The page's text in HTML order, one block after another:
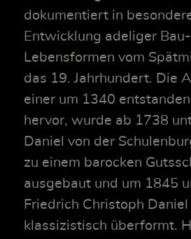
dokumentiert in
Entwicklung adeliger
Lebensformen vom
das 19. Jahrhundert. Die
einer um 1340
hervor, wurde ab 1738
Daniel von der
zu einem barocken
ausgebaut und um 1845
Friedrich Christoph
klassizistisch überformt.